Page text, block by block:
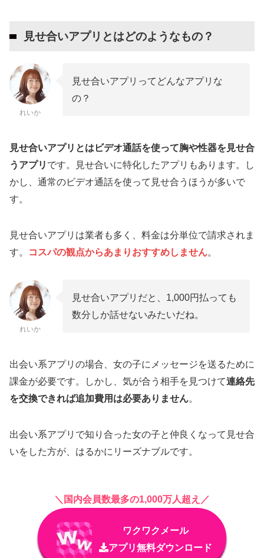
系アプリ5選
Jメール
PCMAX
イククル
出会い系アプリを複数使えば見せ合いをすぐに
始められる！
会う必要がないためトラブルに巻き込まれにくい
見せ合いアプリを使う際の注意点
個人情報が流出する恐れがある
相手が未成年の可能性もある
出会い系アプリ以外で見せ合い相手を探す方法
LINE・カカオトークなどのID交換掲示板
チャットを使って見せ合いする方法はある？
【まとめ】見せ合いアプリを使うなら出会い系
見せ合いアプリとはどのようなもの？
れいか
見せ合いアプリってどんなアプリな
の？
見せ合いアプリとはビデオ通話を使って胸や性器を見せ合
うアプリ です。見せ合いに特化したアプリもあります。し
かし、通常のビデオ通話を使って見せ合うほうが多いで
す。
見せ合いアプリは業者も多く、料金は分単位で請求されま
す。
コスパの観点からあまりおすすめしません。
れいか
見せ合いアプリだと、1,000円払っても
数分しか話せないみたいだね。
出会い系アプリの場合、女の子にメッセージを送るために
課金が必要です。しかし、気が合う相手を見つけて連絡先
を交換できれば追加費用は必要ありません。
出会い系アプリで知り合った女の子と仲良くなって見せ合
いをした方が、はるかにリーズナブルです。
＼国内会員数最多の1,000万人超え／
ワクワクメール
アプリ無料ダウンロード